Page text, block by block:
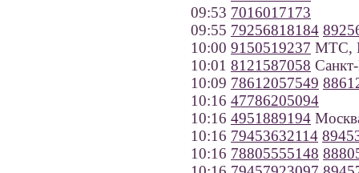
09:53 7016017173
09:55 79256818184
10:00 9150519237 МТС,
10:01 8121587058
10:09 78612057549
10:16 47786205094
10:16 4951889194
10:16 79453632114
10:16 78805555148